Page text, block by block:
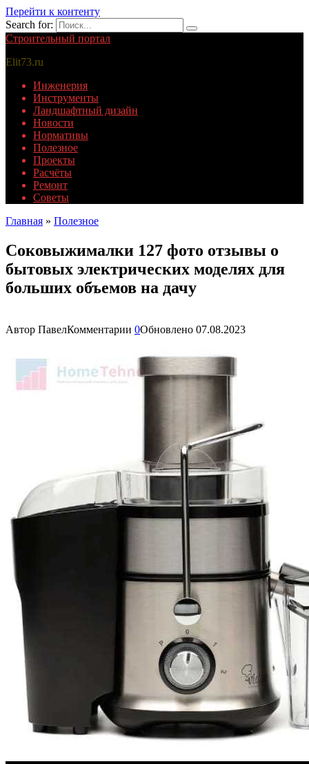
Перейти к контенту
Search for:
Строительный портал
Elit73.ru
Инженерия
Инструменты
Ландшафтный дизайн
Новости
Нормативы
Полезное
Проекты
Расчёты
Ремонт
Советы
Главная » Полезное
Соковыжималки 127 фото отзывы о
бытовых электрических моделях для
больших объемов на дачу
Автор ПавелКомментарии 0Обновлено 07.08.2023